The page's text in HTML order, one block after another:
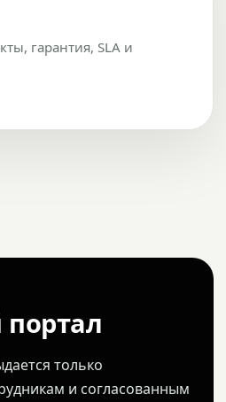
гарантия, SLA и
только
и согласованным